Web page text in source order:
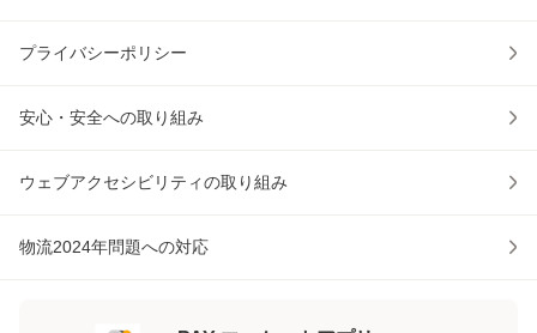
プライバシーポリシー
安心・安全への取り組み
ウェブアクセシビリティの取り組み
物流2024年問題への対応